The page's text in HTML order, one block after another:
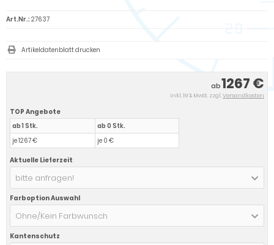
ab1267 €
inkl. 19 % MwSt. zzgl.Versandkosten
TOP Angebote
ab 1 Stk.
je 1267 €
ab 0 Stk.
je 0 €
Aktuelle Lieferzeit
bitte anfragen!
Farboption Auswahl
Ohne/Kein Farbwunsch
Kantenschutz
Art.Nr.: 27637
Artikeldatenblatt drucken